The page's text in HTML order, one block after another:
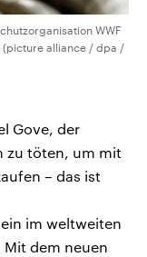
WWF
(picture alliance / dpa /
Gove, der
zu töten, um mit
– das ist
im weltweiten
dem neuen